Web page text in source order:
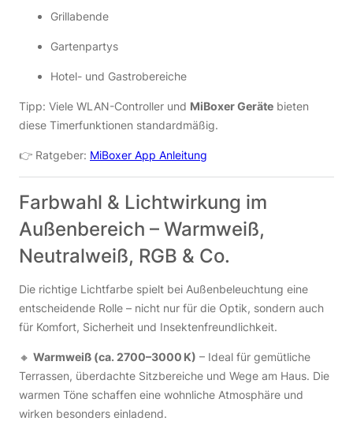
Grillabende
Gartenpartys
Hotel- und Gastrobereiche
Tipp: Viele WLAN-Controller und MiBoxer Geräte bieten
diese Timerfunktionen standardmäßig.
👉 Ratgeber: MiBoxer App Anleitung
Farbwahl & Lichtwirkung im
Außenbereich – Warmweiß,
Neutralweiß, RGB & Co.
Die richtige Lichtfarbe spielt bei Außenbeleuchtung eine
entscheidende Rolle – nicht nur für die Optik, sondern auch
für Komfort, Sicherheit und Insektenfreundlichkeit.
🔸 Warmweiß (ca. 2700–3000 K) – Ideal für gemütliche
Terrassen, überdachte Sitzbereiche und Wege am Haus. Die
warmen Töne schaffen eine wohnliche Atmosphäre und
wirken besonders einladend.